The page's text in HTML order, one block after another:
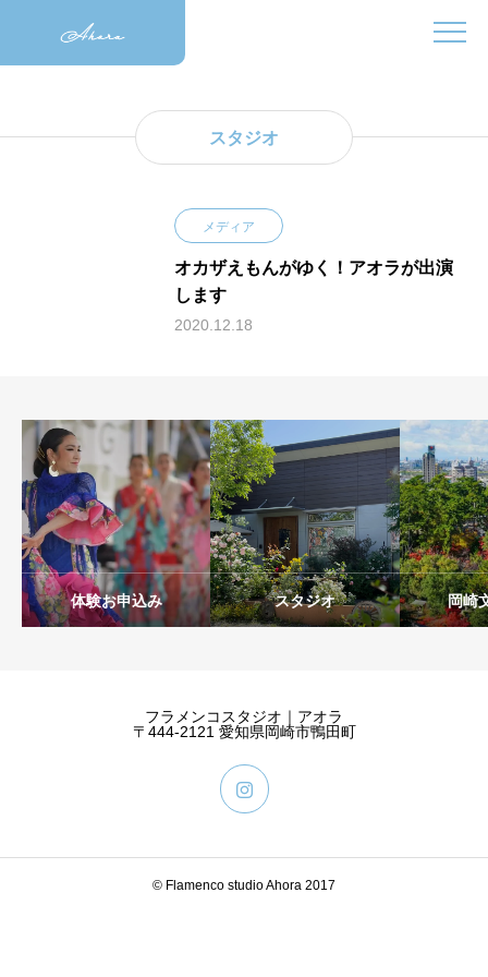
スタジオ
メディア
オカザえもんがゆく！アオラが出演
します
2020.12.18
体験お申込み スタジオ 岡崎
フラメンコスタジオ｜アオラ
〒444-2121 愛知県岡崎市鴨田町
© Flamenco studio Ahora 2017